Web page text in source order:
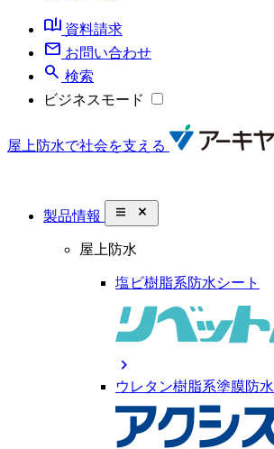
book_ribbon 資料請求
mail お問い合わせ
search 検索
ビジネスモード
屋上防水で社会を支える
製品情報 close_small
屋上防水
塩ビ樹脂系防水シート
chevron_right
ウレタン樹脂系塗膜防水